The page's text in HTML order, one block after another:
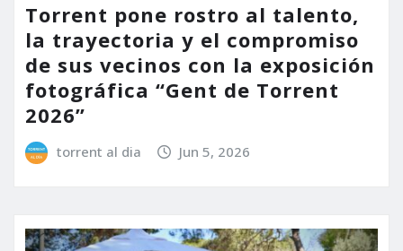
Torrent pone rostro al talento,
la trayectoria y el compromiso
de sus vecinos con la exposición
fotográfica “Gent de Torrent
2026”
torrent al dia Jun 5, 2026